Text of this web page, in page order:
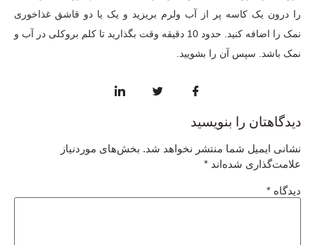
را درون یک کاسه پر از آب ولرم بریزید و یک یا دو قاشق غذاخوری
نمک را اضافه کنید. حدود 10 دقیقه وقت بگذارید تا کلم بروکلی در آب و
نمک باشد. سپس آن را بشویید.
دیدگاهتان را بنویسید
نشانی ایمیل شما منتشر نخواهد شد. بخش‌های موردنیاز
علامت‌گذاری شده‌اند *
دیدگاه *